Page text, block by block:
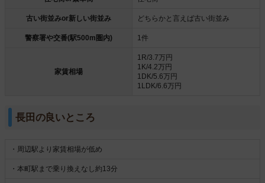
古い街並みor新しい街並み どちらかと言えば古い街並み
警察署や交番(駅500m圏内) 1件
家賃相場
1R/3.7万円
1K/4.2万円
1DK/5.6万円
1LDK/6.6万円
長田の良いところ
・周辺駅より家賃相場が低め
・本町駅まで乗り換えなし約13分